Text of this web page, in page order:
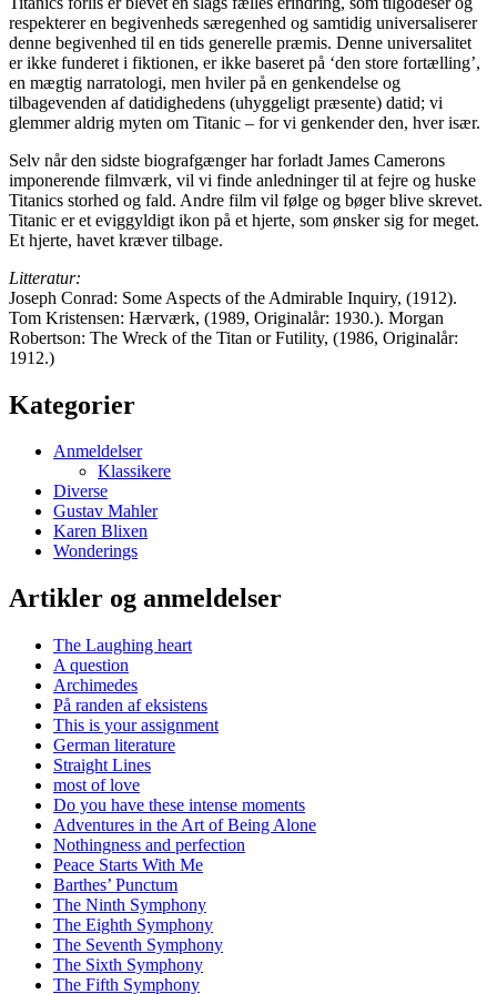
respekterer en begivenheds særegenhed og samtidig universaliserer
denne begivenhed til en tids generelle præmis. Denne universalitet
er ikke funderet i fiktionen, er ikke baseret på ‘den store fortælling’,
en mægtig narratologi, men hviler på en genkendelse og
tilbagevenden af datidighedens (uhyggeligt præsente) datid; vi
glemmer aldrig myten om Titanic – for vi genkender den, hver især.
Selv når den sidste biografgænger har forladt James Camerons
imponerende filmværk, vil vi finde anledninger til at fejre og huske
Titanics storhed og fald. Andre film vil følge og bøger blive skrevet.
Titanic er et eviggyldigt ikon på et hjerte, som ønsker sig for meget.
Et hjerte, havet kræver tilbage.
Litteratur:
Joseph Conrad: Some Aspects of the Admirable Inquiry, (1912).
Tom Kristensen: Hærværk, (1989, Originalår: 1930.). Morgan
Robertson: The Wreck of the Titan or Futility, (1986, Originalår:
1912.)
Kategorier
Anmeldelser
Klassikere
Diverse
Gustav Mahler
Karen Blixen
Wonderings
Artikler og anmeldelser
The Laughing heart
A question
Archimedes
På randen af eksistens
This is your assignment
German literature
Straight Lines
most of love
Do you have these intense moments
Adventures in the Art of Being Alone
Nothingness and perfection
Peace Starts With Me
Barthes’ Punctum
The Ninth Symphony
The Eighth Symphony
The Seventh Symphony
The Sixth Symphony
The Fifth Symphony